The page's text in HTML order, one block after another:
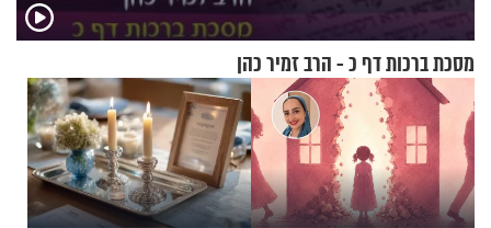
מסכת ברכות דף כ - הרב זמיר כהן